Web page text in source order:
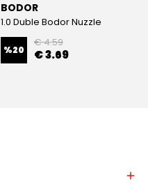
BODOR
1.0 Duble Bodor Nuzzle
%20
€ 4.59
€ 3.69